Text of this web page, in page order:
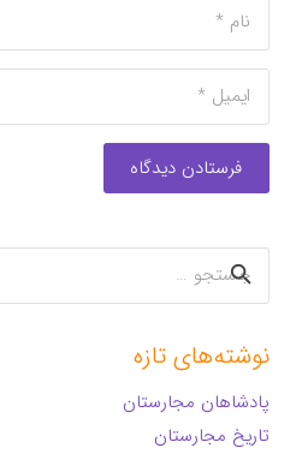
فرستادن دیدگاه
جستجو
برای:
نوشته‌های تازه
پادشاهان مجارستان
تاریخ مجارستان